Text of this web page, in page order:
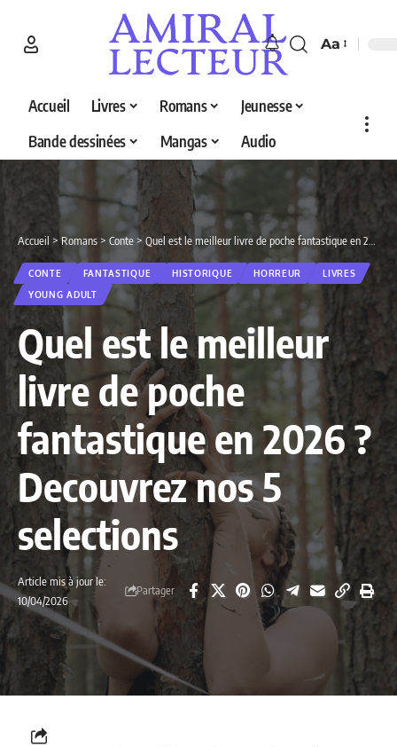
Aa
Accueil Livres Romans
Jeunesse
Bande dessinées
Mangas Audio
Accueil >Romans> Conte> Quel est le meilleur livre de poche fantastique en 2026 ? Decouvrez nos 5 selections
CONTE FANTASTIQUE HISTORIQUE HORREUR
LIVRES
YOUNG ADULT
Quel est le meilleur
livre de poche
fantastique en 2026 ?
Decouvrez nos 5
selections
Article mis à jour le:
10/04/2026
Partager